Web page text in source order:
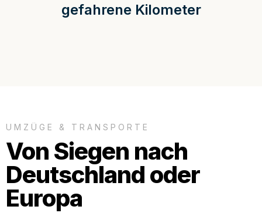
gefahrene Kilometer
UMZÜGE & TRANSPORTE
Von Siegen nach
Deutschland oder
Europa